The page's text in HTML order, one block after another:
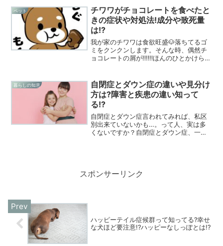
回は室内犬は不衛生なのか？調べてみま
した。
ペット
チワワがチョコレートを食べたと
きの症状や対処法!成分や致死量
は!?
我が家のチワワは食欲旺盛🐶落ちてるゴ
ミをクンクンします。そんな時、偶然チ
ョコレートの屑が‼‼‼ほんのひとかけらだ
た時の対処法のお話です。チワワがチョ
コレートを食べたと...
暮らしの知恵
自閉症とダウン症の違いや見分け
方は?障害と疾患の違い知って
る!?
自閉症とダウン症言われてみれば、私区
別出来ていないかも…。って人、実は多
くないですか？自閉症とダウン症、一体
スポンサーリンク
ハッピーテイル症候群って知ってる?幸せ
な犬ほど要注意!?ハッピーなしっぽとは!?